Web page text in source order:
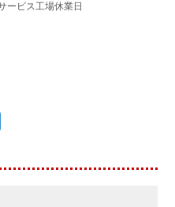
ービス工場休業日